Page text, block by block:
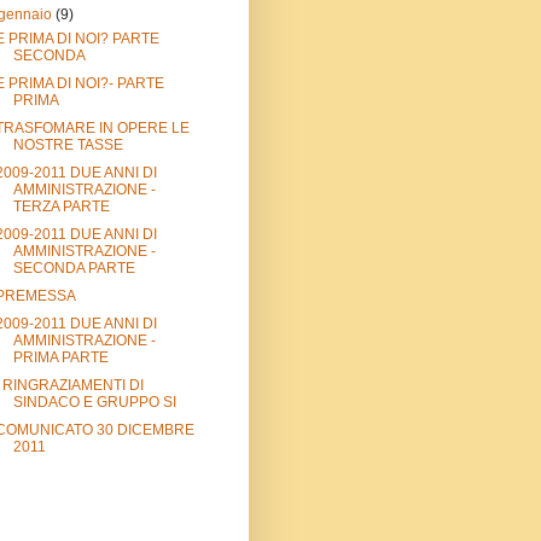
(9)
PRIMA DI NOI? PARTE
SECONDA
PRIMA DI NOI?- PARTE
PRIMA
IN OPERE LE
NOSTRE TASSE
2011 DUE ANNI DI
AMMINISTRAZIONE -
TERZA PARTE
2011 DUE ANNI DI
AMMINISTRAZIONE -
SECONDA PARTE
2011 DUE ANNI DI
AMMINISTRAZIONE -
PRIMA PARTE
RINGRAZIAMENTI DI
SINDACO E GRUPPO SI
30 DICEMBRE
2011